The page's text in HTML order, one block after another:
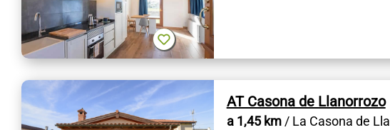
AT Casona de Llanorrozo
a 1,45 km/ La Casona de